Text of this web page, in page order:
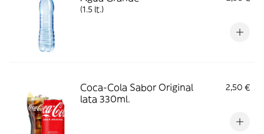
(1.5 lt.)
Coca-Cola Sabor Original
lata 330ml.
2,50 €